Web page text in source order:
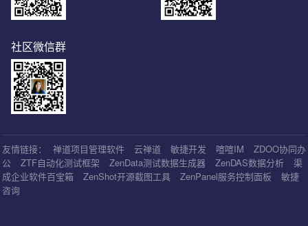
社区微信群
友情链接： 禅道项目管理软件 云禅道 敏捷开发 喧喧IM
ZDOO协同办
公
ZTF自动化测试框架 ZenData测试数据生成器 ZenDAS数据分析
渠
成企业软件百宝箱
ZenShot开源截图工具 ZenPanel服务控制面板
敏捷
咨询